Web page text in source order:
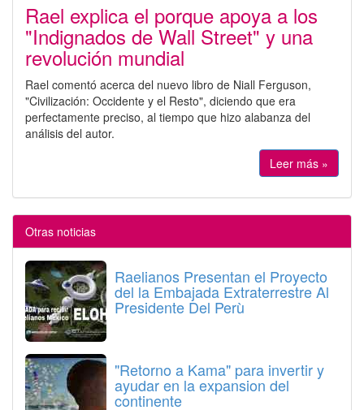
Rael explica el porque apoya a los
"Indignados de Wall Street" y una
revolución mundial
Rael comentó acerca del nuevo libro de Niall Ferguson,
"Civilización: Occidente y el Resto", diciendo que era
perfectamente preciso, al tiempo que hizo alabanza del
análisis del autor.
Leer más »
Otras noticias
Raelianos Presentan el Proyecto
del la Embajada Extraterrestre Al
Presidente Del Perù
"Retorno a Kama" para invertir y
ayudar en la expansion del
continente